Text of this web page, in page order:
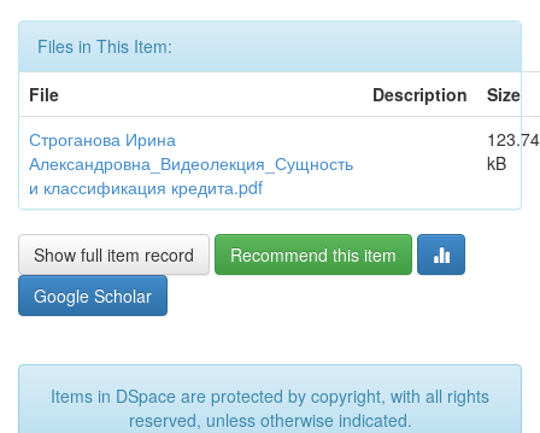
Files in This Item:
File
Description
Size
Строганова Ирина
Александровна_Видеолекция_Сущность
и классификация кредита.pdf
123.74
kB
Show full item record
Recommend this item
Google Scholar
Items in DSpace are protected by copyright, with all rights
reserved, unless otherwise indicated.